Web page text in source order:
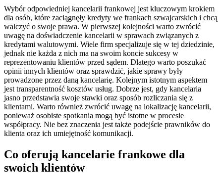
Wybór odpowiedniej kancelarii frankowej jest kluczowym krokiem
dla osób, które zaciągnęły kredyty we frankach szwajcarskich i chcą
walczyć o swoje prawa. W pierwszej kolejności warto zwrócić
uwagę na doświadczenie kancelarii w sprawach związanych z
kredytami walutowymi. Wiele firm specjalizuje się w tej dziedzinie,
jednak nie każda z nich ma na swoim koncie sukcesy w
reprezentowaniu klientów przed sądem. Dlatego warto poszukać
opinii innych klientów oraz sprawdzić, jakie sprawy były
prowadzone przez daną kancelarię. Kolejnym istotnym aspektem
jest transparentność kosztów usług. Dobrze jest, gdy kancelaria
jasno przedstawia swoje stawki oraz sposób rozliczania się z
klientami. Warto również zwrócić uwagę na lokalizację kancelarii,
ponieważ osobiste spotkania mogą być istotne w procesie
współpracy. Nie bez znaczenia jest także podejście prawników do
klienta oraz ich umiejętność komunikacji.
Co oferują kancelarie frankowe dla
swoich klientów